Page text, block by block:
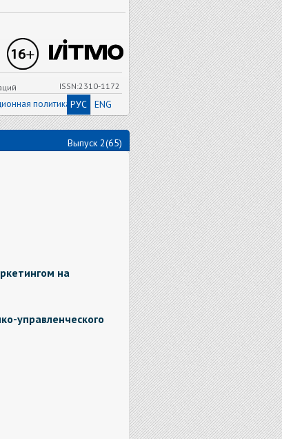
ISSN:2310-1172
политика РУС ENG
Выпуск 2(65)
на
управленческого